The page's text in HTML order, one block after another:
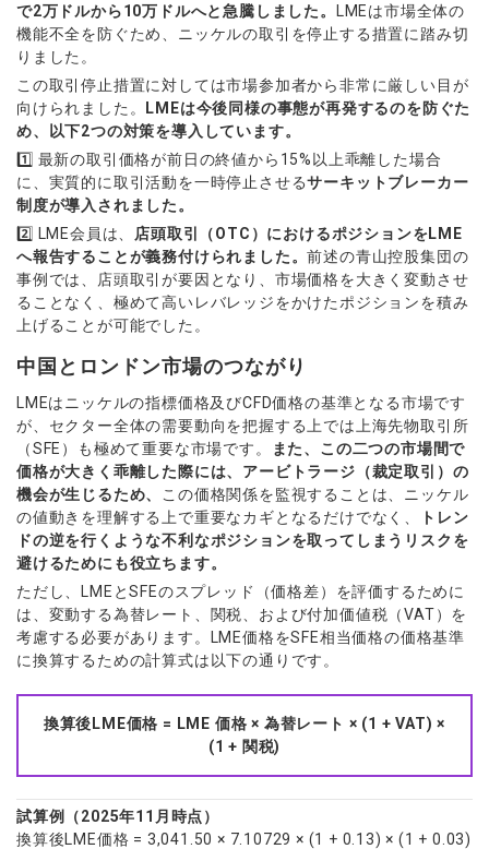
で2万ドルから10万ドルへと急騰しました。 LMEは市場全体の
機能不全を防ぐため、ニッケルの取引を停止する措置に踏み切
りました。
この取引停止措置に対しては市場参加者から非常に厳しい目が
向けられました。 LMEは今後同様の事態が再発するのを防ぐた
め、以下2つの対策を導入しています。
1️⃣ 最新の取引価格が前日の終値から15%以上乖離した場合
に、実質的に取引活動を一時停止させるサーキットブレーカー
制度が導入されました。
2️⃣ LME会員は、
店頭取引（OTC）におけるポジションをLME
へ報告することが義務付けられました。前述の青山控股集団の
事例では、店頭取引が要因となり、市場価格を大きく変動させ
ることなく、極めて高いレバレッジをかけたポジションを積み
上げることが可能でした。
中国とロンドン市場のつながり
LMEはニッケルの指標価格及びCFD価格の基準となる市場です
が、セクター全体の需要動向を把握する上では上海先物取引所
（SFE）も極めて重要な市場です。
また、この二つの市場間で
価格が大きく乖離した際には、アービトラージ（裁定取引）の
機会が生じるため、
この価格関係を監視することは、ニッケル
の値動きを理解する上で重要なカギとなるだけでなく、
トレン
ドの逆を行くような不利なポジションを取ってしまうリスクを
避けるためにも役立ちます。
ただし、LMEとSFEのスプレッド（価格差）を評価するために
は、変動する為替レート、関税、および付加価値税（VAT）を
考慮する必要があります。LME価格をSFE相当価格の価格基準
に換算するための計算式は以下の通りです。
換算後LME価格 = LME 価格 × 為替レート × (1 + VAT) ×
(1 + 関税)
試算例（2025年11月時点）
換算後LME価格 = 3,041.50 × 7.10729 × (1 + 0.13) × (1 + 0.03)